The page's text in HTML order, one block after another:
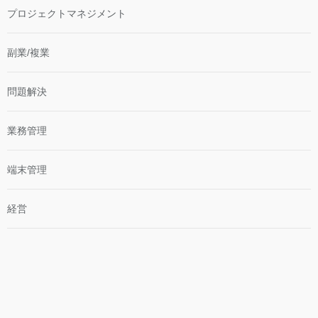
プロジェクトマネジメント
副業/複業
問題解決
業務管理
端末管理
経営